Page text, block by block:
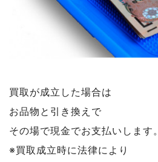
買取が成立した場合は
お品物と引き換えで
その場で現金でお支払いします。
※買取成立時に法律により